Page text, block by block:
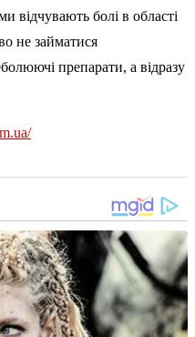
відчувають болі в області
не займатися
препарати, а відразу